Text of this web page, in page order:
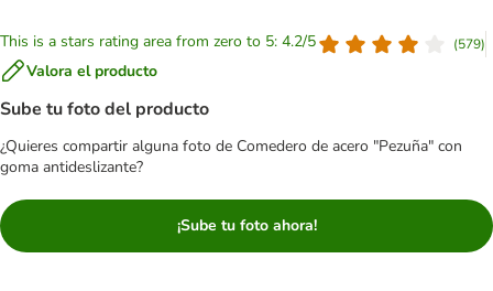
This is a stars rating area from zero to 5: 4.2/5 (579)
Valora el producto
Sube tu foto del producto
¿Quieres compartir alguna foto de Comedero de acero "Pezuña" con
goma antideslizante?
¡Sube tu foto ahora!